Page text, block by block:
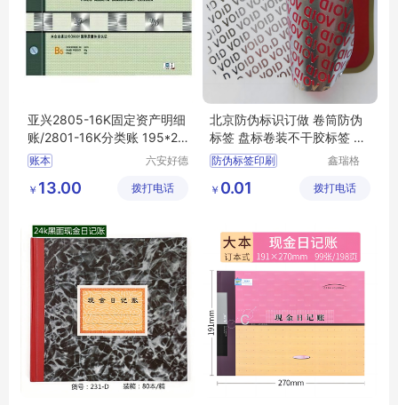
亚兴2805-16K固定资产明细
账/2801-16K分类账 195*27
3mm98张
账本
六安好德
公司
￥ 13.00 拨打电话
北京防伪标识订做 卷筒防伪
标签 盘标卷装不干胶标签 防
伪标识印刷厂
防伪标签印刷
一物一码溯源防窜货系统
鑫瑞格
科技有限
￥ 0.01 拨打电话